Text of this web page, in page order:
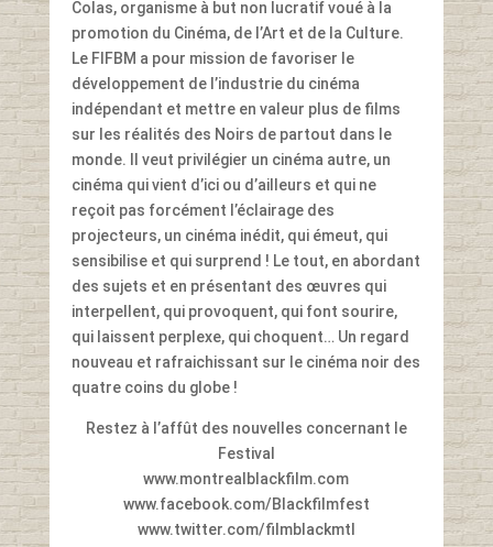
Colas, organisme à but non lucratif voué à la
promotion du Cinéma, de l’Art et de la Culture.
Le FIFBM a pour mission de favoriser le
développement de l’industrie du cinéma
indépendant et mettre en valeur plus de films
sur les réalités des Noirs de partout dans le
monde. Il veut privilégier un cinéma autre, un
cinéma qui vient d’ici ou d’ailleurs et qui ne
reçoit pas forcément l’éclairage des
projecteurs, un cinéma inédit, qui émeut, qui
sensibilise et qui surprend ! Le tout, en abordant
des sujets et en présentant des œuvres qui
interpellent, qui provoquent, qui font sourire,
qui laissent perplexe, qui choquent… Un regard
nouveau et rafraichissant sur le cinéma noir des
quatre coins du globe !
Restez à l’affût des nouvelles concernant le
Festival
www.montrealblackfilm.com
www.facebook.com/Blackfilmfest
www.twitter.com/filmblackmtl